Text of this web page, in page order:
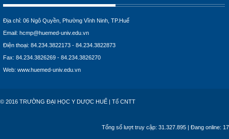
Địa chỉ: 06 Ngô Quyền, Phường Vĩnh Ninh, TP.Huế
Email: hcmp@huemed-univ.edu.vn
Điện thoại: 84.234.3822173 - 84.234.3822873
Fax: 84.234.3826269 - 84.234.3826270
Web: www.huemed-univ.edu.vn
© 2016 TRƯỜNG ĐẠI HỌC Y DƯỢC HUẾ | Tổ CNTT
Tổng số lượt truy cập: 31.327.895 | Đang online: 17